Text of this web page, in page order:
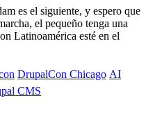
es el siguiente, y espero que
el pequeño tenga una
Latinoamérica esté en el
DrupalCon Chicago AI
CMS